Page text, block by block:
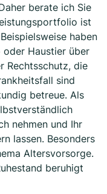
berate ich Sie
ist
haben
oder Haustier über
Rechtsschutz, die
sind
betreue. Als
nehmen und Ihr
lassen. Besonders
Altersvorsorge.
beruhigt